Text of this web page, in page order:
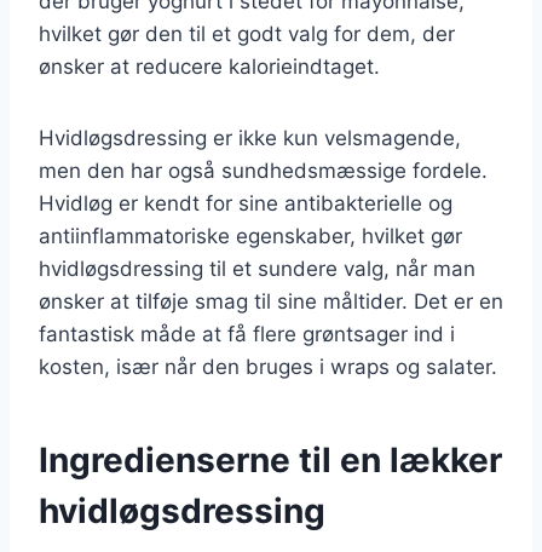
hvilket gør den til et godt valg for dem, der
ønsker at reducere kalorieindtaget.
Hvidløgsdressing er ikke kun velsmagende,
men den har også sundhedsmæssige fordele.
Hvidløg er kendt for sine antibakterielle og
antiinflammatoriske egenskaber, hvilket gør
hvidløgsdressing til et sundere valg, når man
ønsker at tilføje smag til sine måltider. Det er en
fantastisk måde at få flere grøntsager ind i
kosten, især når den bruges i wraps og salater.
Ingredienserne til en lækker
hvidløgsdressing